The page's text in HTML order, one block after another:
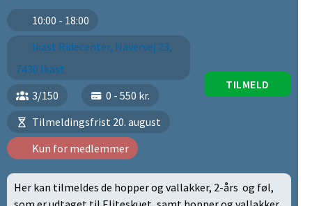
10:00 - 18:00
Ikast Ridecenter, Navervej 23,
7430 Ikast
3/150
0 - 550 kr.
Tilmeldingsfrist 20. august
Kun for medlemmer
TILMELD
Her kan tilmeldes de hopper og vallakker, 2-års og føl,